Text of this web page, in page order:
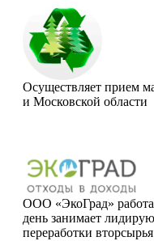
Осуществляет прием
и Московской области
ООО «ЭкоГрад»
день занимает
переработки